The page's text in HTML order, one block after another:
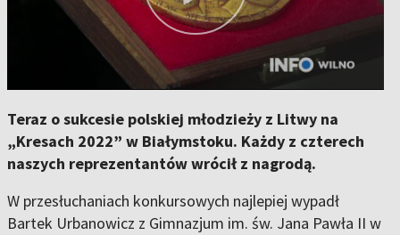
Teraz o sukcesie polskiej młodzieży z Litwy na
„Kresach 2022” w Białymstoku. Każdy z czterech
naszych reprezentantów wrócił z nagrodą.
W przesłuchaniach konkursowych najlepiej wypadł
Bartek Urbanowicz z Gimnazjum im. św. Jana Pawła II w